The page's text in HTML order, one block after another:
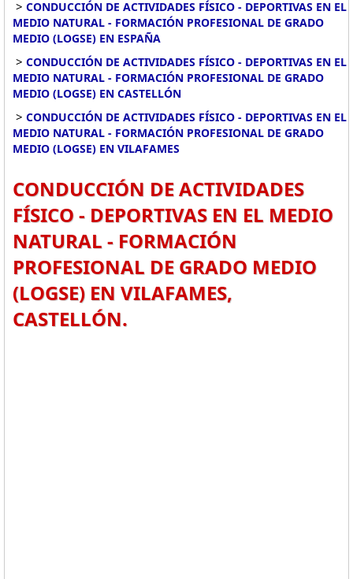
> CONDUCCIÓN DE ACTIVIDADES FÍSICO - DEPORTIVAS EN EL
MEDIO NATURAL - FORMACIÓN PROFESIONAL DE GRADO
MEDIO (LOGSE) EN ESPAÑA
> CONDUCCIÓN DE ACTIVIDADES FÍSICO - DEPORTIVAS EN EL
MEDIO NATURAL - FORMACIÓN PROFESIONAL DE GRADO
MEDIO (LOGSE) EN CASTELLÓN
> CONDUCCIÓN DE ACTIVIDADES FÍSICO - DEPORTIVAS EN EL
MEDIO NATURAL - FORMACIÓN PROFESIONAL DE GRADO
MEDIO (LOGSE) EN VILAFAMES
CONDUCCIÓN DE ACTIVIDADES
FÍSICO - DEPORTIVAS EN EL MEDIO
NATURAL - FORMACIÓN
PROFESIONAL DE GRADO MEDIO
(LOGSE) EN VILAFAMES,
CASTELLÓN.